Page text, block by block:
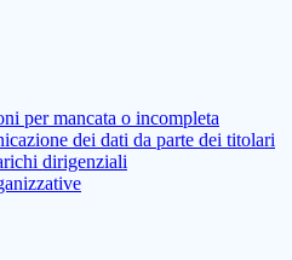
per mancata o incompleta
dei dati da parte dei titolari
dirigenziali